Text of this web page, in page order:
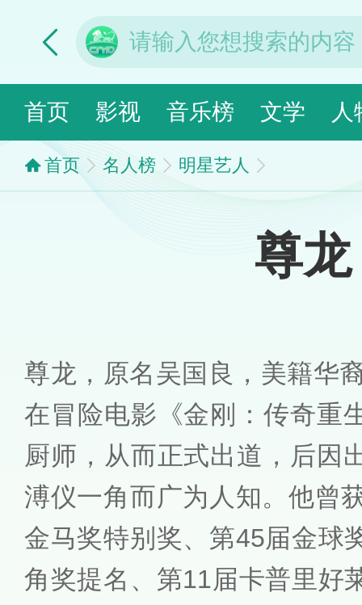
首页 影视 音乐榜 文学 人
首页 名人榜 明星艺人
尊龙
尊龙，原名吴国良，美籍华
在冒险电影《金刚：传奇重
厨师，从而正式出道，后因
溥仪一角而广为人知。他曾
金马奖特别奖、第45届金球
角奖提名、第11届卡普里好